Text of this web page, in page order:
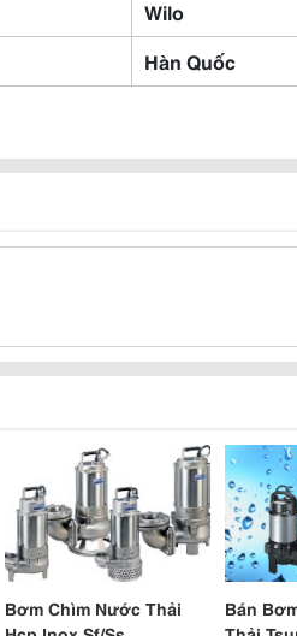
Wilo
Hàn Quốc
Bơm Chìm Nước Thải
Bán